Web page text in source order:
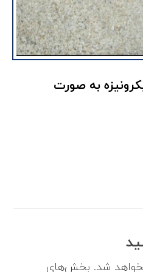
به صورت
شد. بخش‌های